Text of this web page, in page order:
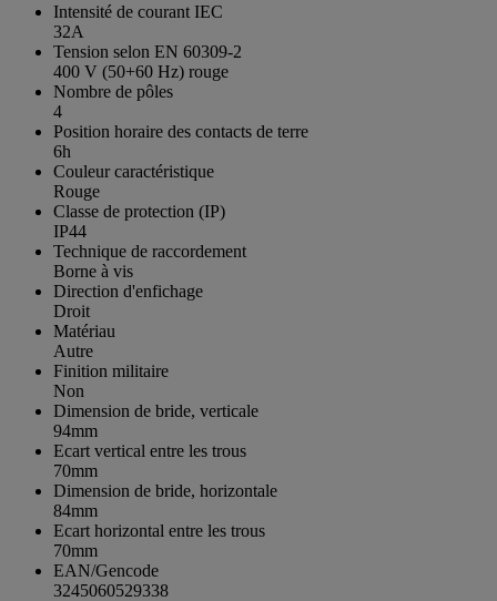
Intensité de courant IEC
32A
Tension selon EN 60309-2
400 V (50+60 Hz) rouge
Nombre de pôles
4
Position horaire des contacts de terre
6h
Couleur caractéristique
Rouge
Classe de protection (IP)
IP44
Technique de raccordement
Borne à vis
Direction d'enfichage
Droit
Matériau
Autre
Finition militaire
Non
Dimension de bride, verticale
94mm
Ecart vertical entre les trous
70mm
Dimension de bride, horizontale
84mm
Ecart horizontal entre les trous
70mm
EAN/Gencode
3245060529338